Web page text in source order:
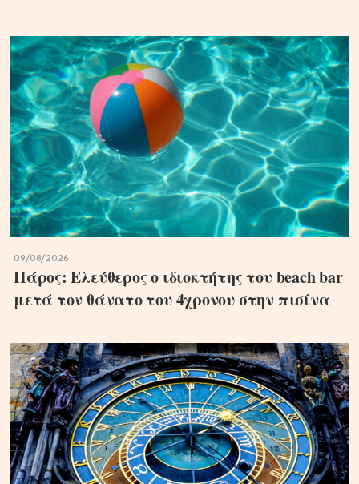
09/08/2026
Πάρος: Ελεύθερος ο ιδιοκτήτης του beach bar
μετά τον θάνατο του 4χρονου στην πισίνα